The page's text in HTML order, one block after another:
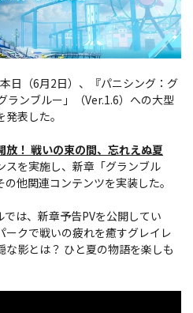
（6月2日）、『パニシング：グ
ランブルー」（Ver.1.6）への大型
表した。
！ 戦いの束の間、忘れえぬ夏
スを実施し、新章「グランブル
他関連コンテンツを実装した。
は、新章予告PVを公開してい
ークで戦いの疲れを癒すグレイレ
影とは？ ひと夏の物語を楽しも